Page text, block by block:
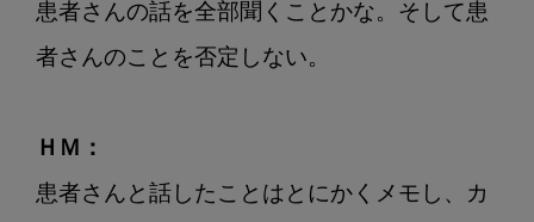
患者さんの話を全部聞くことかな。そして患
者さんのことを否定しない。
ＨＭ：
患者さんと話したことはとにかくメモし、カ